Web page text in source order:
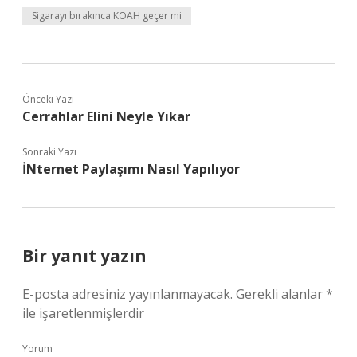
Sigarayı bırakınca KOAH geçer mi
Önceki Yazı
Cerrahlar Elini Neyle Yıkar
Sonraki Yazı
İNternet Paylaşımı Nasıl Yapılıyor
Bir yanıt yazın
E-posta adresiniz yayınlanmayacak. Gerekli alanlar*
ile işaretlenmişlerdir
Yorum